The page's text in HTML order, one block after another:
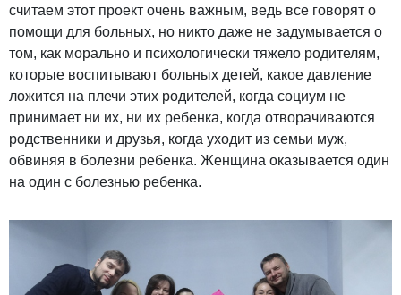
считаем этот проект очень важным, ведь все говорят о
помощи для больных, но никто даже не задумывается о
том, как морально и психологически тяжело родителям,
которые воспитывают больных детей, какое давление
ложится на плечи этих родителей, когда социум не
принимает ни их, ни их ребенка, когда отворачиваются
родственники и друзья, когда уходит из семьи муж,
обвиняя в болезни ребенка. Женщина оказывается один
на один с болезнью ребенка.